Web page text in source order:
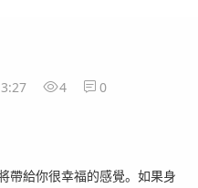
4 0
帶給你很幸福的感覺。如果身